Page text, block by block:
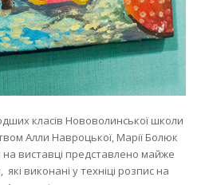
класів Нововолинської школи
Алли Навроцької, Марії Болюк
виставці представлено майже
виконані у техніці розпис на